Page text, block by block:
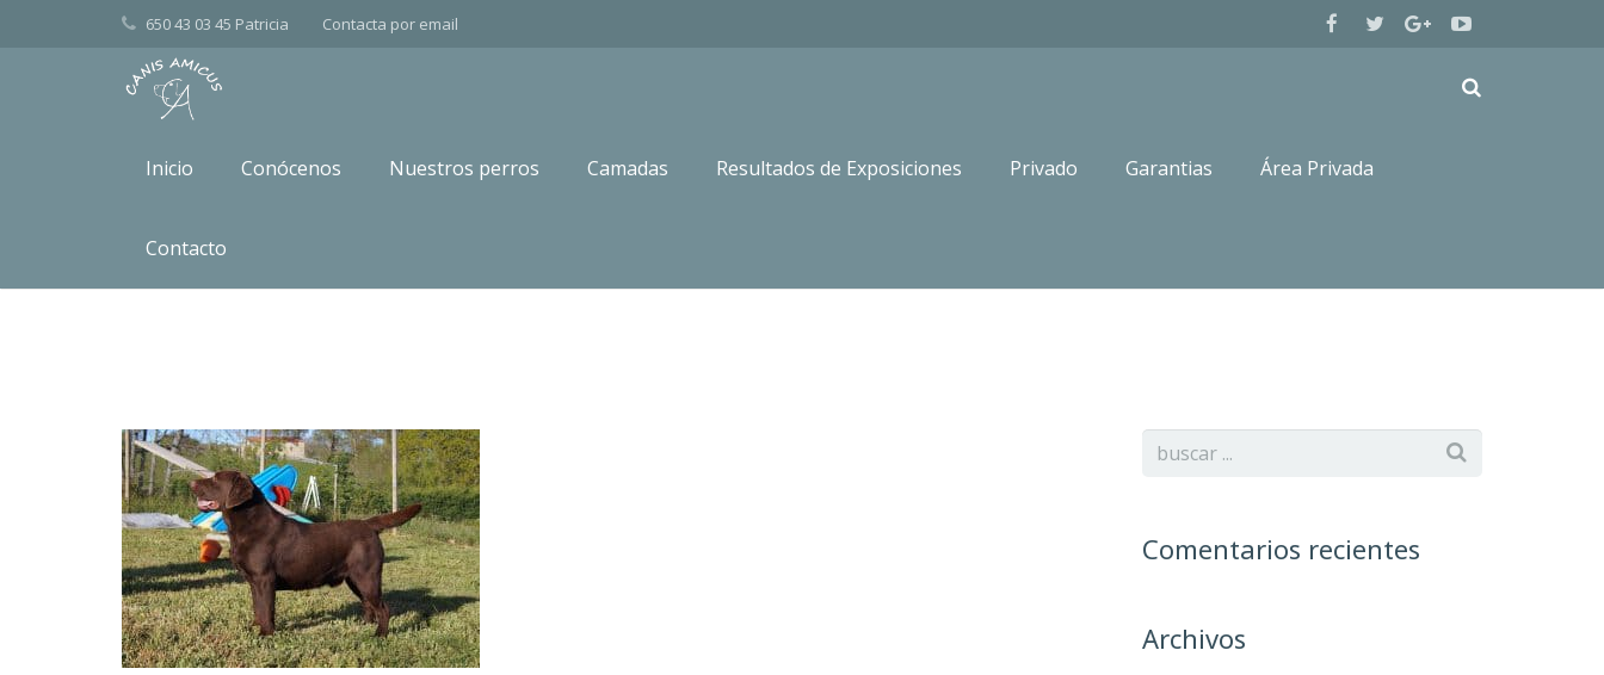
650 43 03 45 Patricia Contacta por email
Inicio Conócenos Nuestros perros Camadas Resultados de Exposiciones Privado Garantias Área Privada
Contacto
SUMMER 1
Comentarios recientes
Archivos